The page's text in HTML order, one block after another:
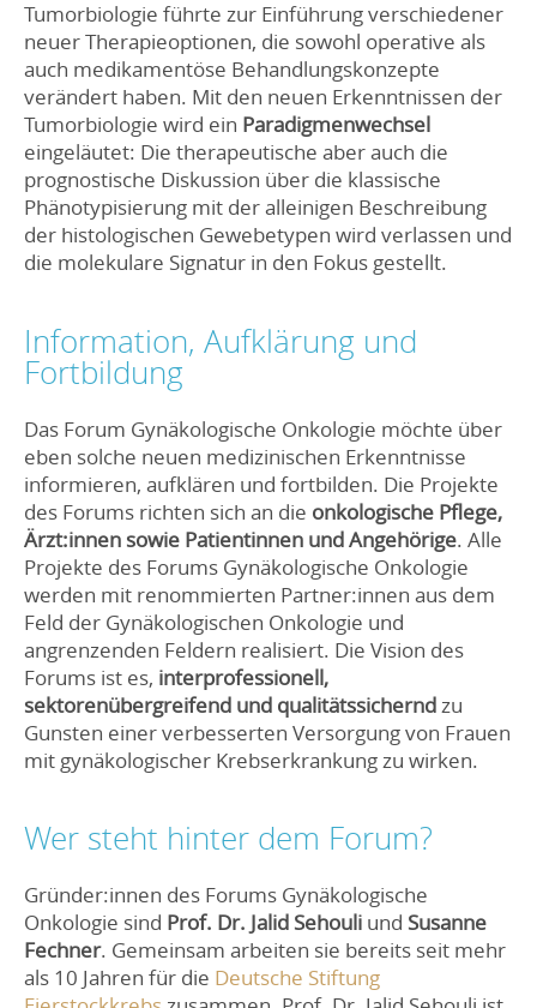
Tumorbiologie führte zur Einführung verschiedener
neuer Therapieoptionen, die sowohl operative als
auch medikamentöse Behandlungskonzepte
verändert haben. Mit den neuen Erkenntnissen der
Tumorbiologie wird ein Paradigmenwechsel
eingeläutet: Die therapeutische aber auch die
prognostische Diskussion über die klassische
Phänotypisierung mit der alleinigen Beschreibung
der histologischen Gewebetypen wird verlassen und
die molekulare Signatur in den Fokus gestellt.
Information, Aufklärung und
Fortbildung
Das Forum Gynäkologische Onkologie möchte über
eben solche neuen medizinischen Erkenntnisse
informieren, aufklären und fortbilden. Die Projekte
des Forums richten sich an die onkologische Pflege,
Ärzt:innen sowie Patientinnen und Angehörige. Alle
Projekte des Forums Gynäkologische Onkologie
werden mit renommierten Partner:innen aus dem
Feld der Gynäkologischen Onkologie und
angrenzenden Feldern realisiert. Die Vision des
Forums ist es, interprofessionell,
sektorenübergreifend und qualitätssicherndzu
Gunsten einer verbesserten Versorgung von Frauen
mit gynäkologischer Krebserkrankung zu wirken.
Wer steht hinter dem Forum?
Gründer:innen des Forums Gynäkologische
Onkologie sind Prof. Dr. Jalid Sehouli und Susanne
Fechner. Gemeinsam arbeiten sie bereits seit mehr
als 10 Jahren für die Deutsche Stiftung